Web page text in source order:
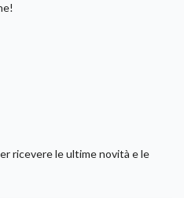
ricevere le ultime novità e le